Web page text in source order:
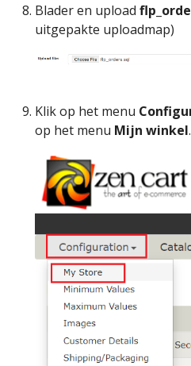
Blader en upload
uitgepakte uploadmap)
Klik op het menu
op het menu Mijn winkel.